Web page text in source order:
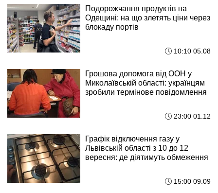
Подорожчання продуктів на
Одещині: на що злетять ціни через
блокаду портів
10:10 05.08
Грошова допомога від ООН у
Миколаївській області: українцям
зробили термінове повідомлення
23:00 01.12
Графік відключення газу у
Львівській області з 10 до 12
вересня: де діятимуть обмеження
15:00 09.09